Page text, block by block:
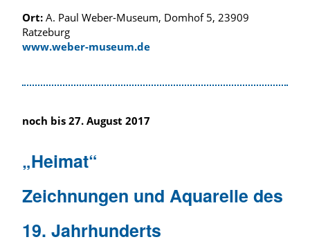
Ort: A. Paul Weber-Museum, Domhof 5, 23909
Ratzeburg
www.weber-museum.de
noch bis 27. August 2017
„Heimat“
Zeichnungen und Aquarelle des
19. Jahrhunderts